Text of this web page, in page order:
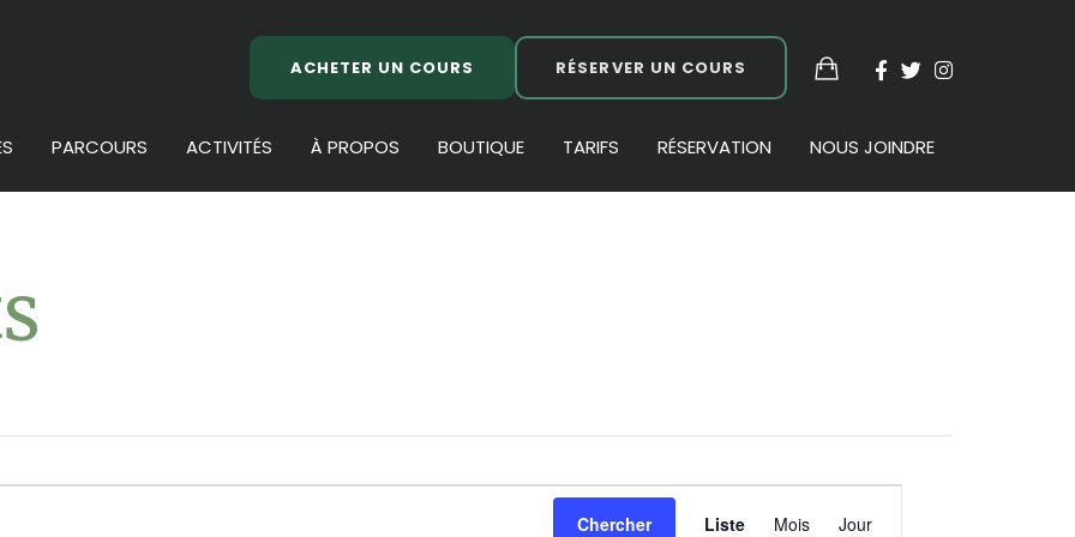
ACHETER UN COURS RÉSERVER UN COURS
PARCOURS ACTIVITÉS À PROPOS BOUTIQUE TARIFS RÉSERVATION NOUS JOINDRE
Chercher
Navigation
Liste Mois Jour